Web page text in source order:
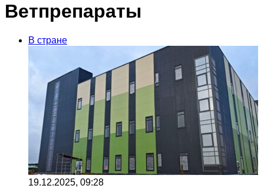
Ветпрепараты
В стране
19.12.2025, 09:28